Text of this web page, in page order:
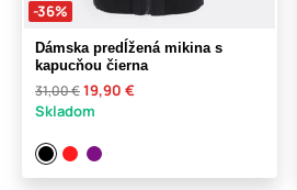
-36%
Dámska predĺžená mikina s
kapucňou čierna
31,00 €19,90 €
Skladom